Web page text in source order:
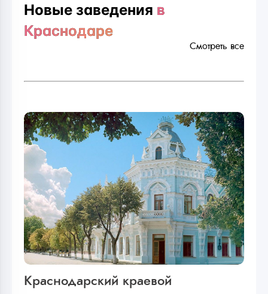
Новые заведения в
Краснодаре
Смотреть все
Краснодарский краевой